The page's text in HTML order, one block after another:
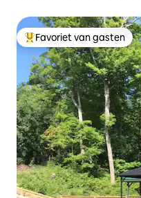
Topfavoriet van gasten
Favoriet van gasten